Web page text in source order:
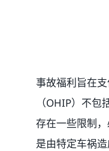
事故福利旨在
（OHIP）不
存在一些限制
是由特定车祸